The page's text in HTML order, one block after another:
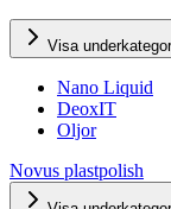
Visa
Nano Liquid
DeoxIT
Oljor
Novus plastpolish